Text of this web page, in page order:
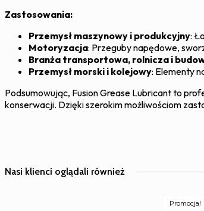
Zastosowania:
Przemysł maszynowy i produkcyjny:
Motoryzacja: Przeguby napędowe,
Branża transportowa, rolnicza i
Przemysł morski i kolejowy: Elementy
Podsumowując, Fusion Grease Lubricant to
konserwacji. Dzięki szerokim możliwościom
Nasi klienci oglądali również
Promocja!